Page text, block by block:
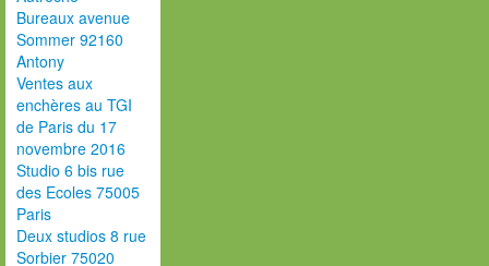
Bureaux avenue
Sommer 92160
Antony
Ventes aux
enchères au TGI
de Paris du 17
novembre 2016
Studio 6 bis rue
des Ecoles 75005
Paris
Deux studios 8 rue
Sorbier 75020